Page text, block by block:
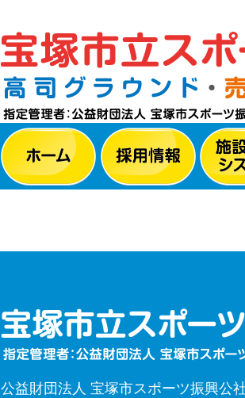
公益財団法人 宝塚市スポーツ振興公